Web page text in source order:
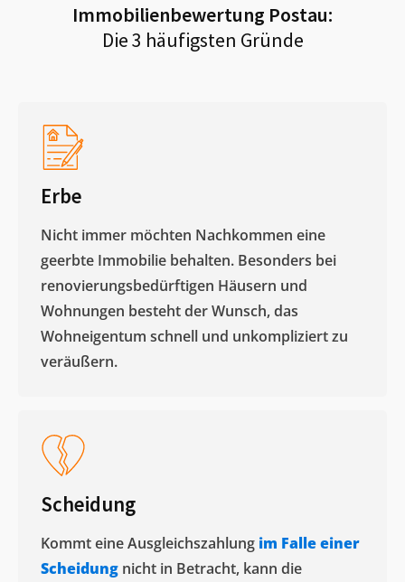
Immobilienbewertung Postau:
Die 3 häufigsten Gründe
Erbe
Nicht immer möchten Nachkommen eine
geerbte Immobilie behalten. Besonders bei
renovierungsbedürftigen Häusern und
Wohnungen besteht der Wunsch, das
Wohneigentum schnell und unkompliziert zu
veräußern. ​
Scheidung
Kommt eine Ausgleichszahlung im Falle einer
Scheidung nicht in Betracht, kann die